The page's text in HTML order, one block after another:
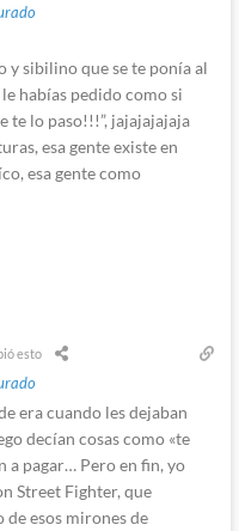
y sibilino que se te ponía al
habías pedido como si
te lo paso!!!”, jajajajajaja
esa gente existe en
esa gente como
esto
era cuando les dejaban
decían cosas como «te
a pagar… Pero en fin, yo
Street Fighter, que
esos mirones de